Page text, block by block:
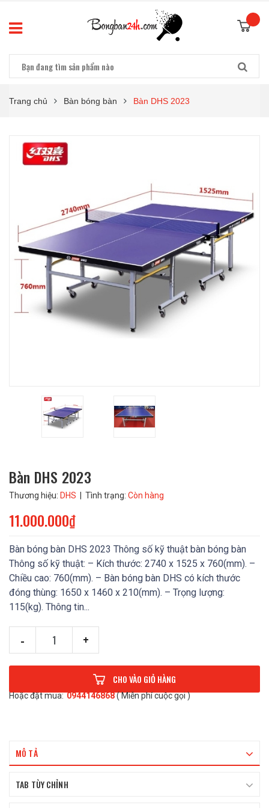
Trang chủ Bàn bóng bàn Bàn DHS 2023
Bàn DHS 2023
Thương hiệu: DHS | Tình trạng: Còn hàng
11.000.000₫
Bàn bóng bàn DHS 2023 Thông số kỹ thuật bàn bóng bàn
Thông số kỹ thuật: – Kích thước: 2740 x 1525 x 760(mm). –
Chiều cao: 760(mm). – Bàn bóng bàn DHS có kích thước
đóng thùng: 1650 x 1460 x 210(mm). – Trọng lượng:
115(kg). Thông tin...
- +
CHO VÀO GIỎ HÀNG
Hoặc đặt mua: 0944146868( Miễn phí cuộc gọi )
MÔ TẢ
TAB TÙY CHỈNH